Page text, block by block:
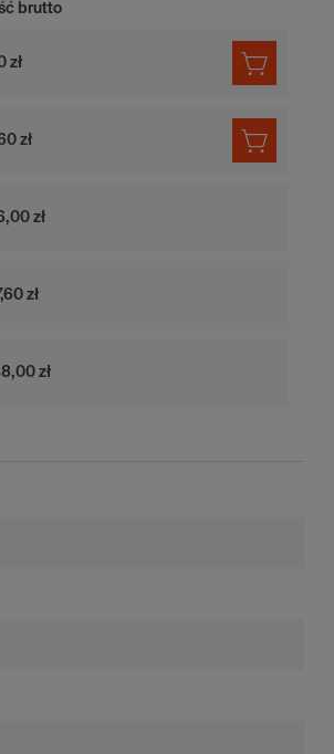
brutto
zł
zł
zł
zł
zł